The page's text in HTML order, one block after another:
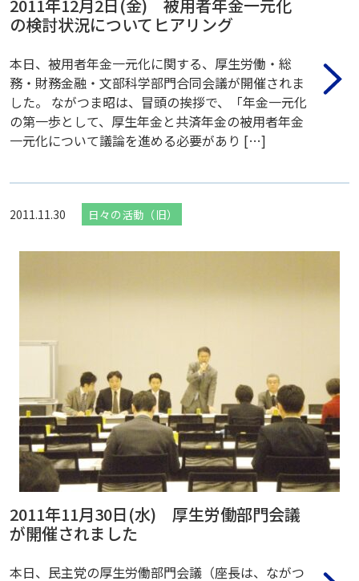
2011年12月2日(金) 被用者年金一元化
の検討状況についてヒアリング
本日、被用者年金一元化に関する、厚生労働・総
務・財務金融・文部科学部門合同会議が開催されま
した。 ながつま昭は、冒頭の挨拶で、「年金一元化
の第一歩として、厚生年金と共済年金の被用者年金
一元化について議論を進める必要があり […]
2011.11.30 日々の活動（旧）
2011年11月30日(水) 厚生労働部門会議
が開催されました
本日、民主党の厚生労働部門会議（座長は、ながつ